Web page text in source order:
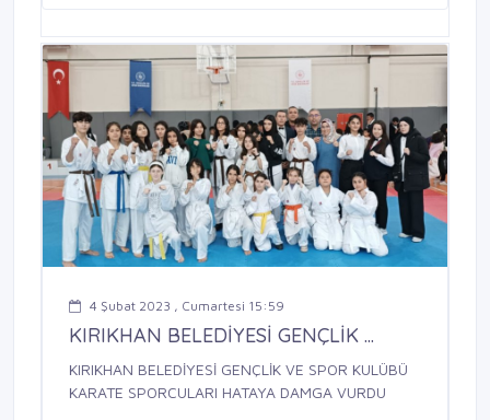
4 Şubat 2023 , Cumartesi 15:59
KIRIKHAN BELEDİYESİ GENÇLİK ...
KIRIKHAN BELEDİYESİ GENÇLİK VE SPOR KULÜBÜ
KARATE SPORCULARI HATAYA DAMGA VURDU